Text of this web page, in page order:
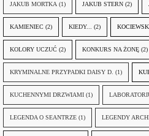
JAKUB MORTKA (1) JAKUB STERN (2)
KAMIENIEC (2) KIEDY... (2)
KOLORY UCZUĆ (2) KONKURS NA ŻONĘ (2)
KRYMINALNE PRZYPADKI DAISY D. (1)
KUCHENNYMI DRZWIAMI (1)
LEGENDA O SEANTRZE (1) LEGENDY